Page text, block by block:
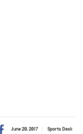
Sports Desk
June 20, 2017